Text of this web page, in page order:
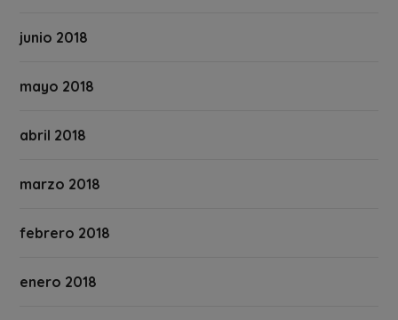
junio 2018
mayo 2018
abril 2018
marzo 2018
febrero 2018
enero 2018